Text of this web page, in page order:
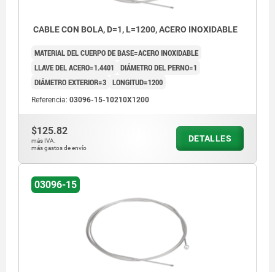
CABLE CON BOLA, D=1, L=1200, ACERO INOXIDABLE
MATERIAL DEL CUERPO DE BASE=ACERO INOXIDABLE
LLAVE DEL ACERO=1.4401
DIÁMETRO DEL PERNO=1
DIÁMETRO EXTERIOR=3 LONGITUD=1200
Referencia: 03096-15-10210X1200
$125.82
más IVA.
más gastos de envío
DETALLES
03096-15